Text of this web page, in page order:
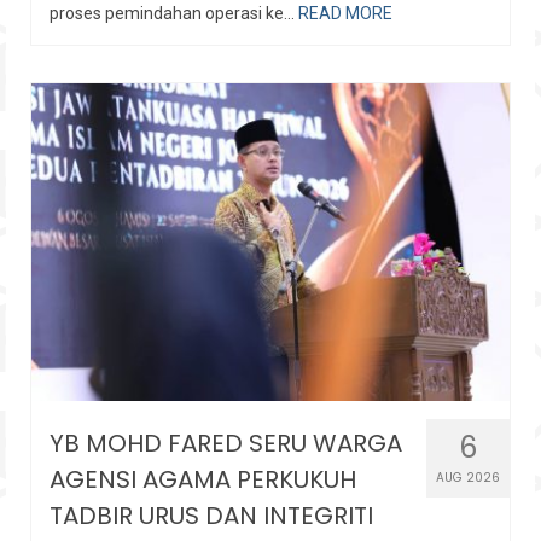
proses pemindahan operasi ke...
READ MORE
6
AUG 2026
YB MOHD FARED SERU WARGA
AGENSI AGAMA PERKUKUH
TADBIR URUS DAN INTEGRITI